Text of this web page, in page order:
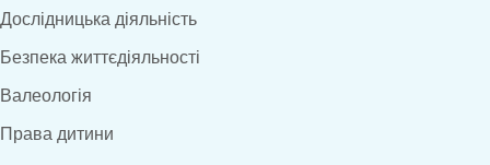
Дослідницька діяльність
Безпека життєдіяльності
Валеологія
Права дитини